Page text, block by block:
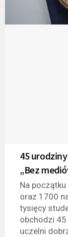
45
„Bez
Na początku
oraz 1700
tysięcy
obchodzi 45
uczelni